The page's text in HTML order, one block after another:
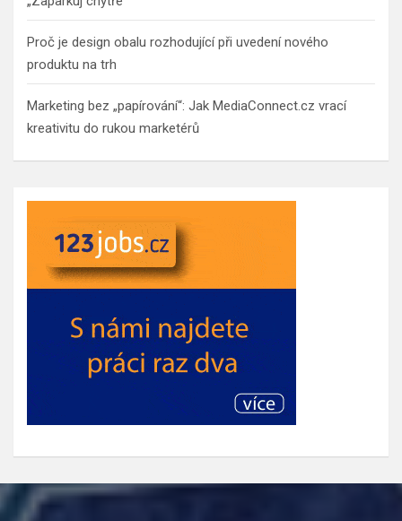
Proč je design obalu rozhodující při uvedení nového
produktu na trh
Marketing bez „papírování“: Jak MediaConnect.cz vrací
kreativitu do rukou marketérů